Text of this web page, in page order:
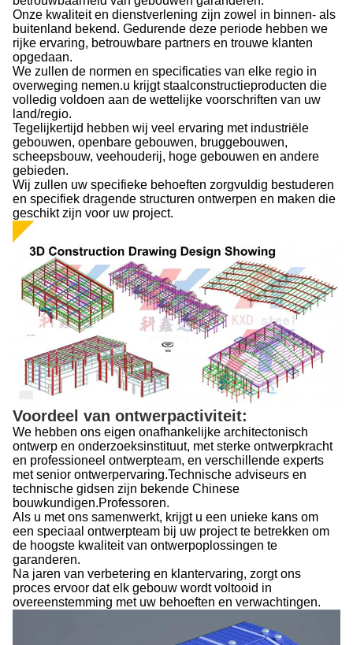
Onze kwaliteit en dienstverlening zijn zowel in binnen- als
buitenland bekend. Gedurende deze periode hebben we
rijke ervaring, betrouwbare partners en trouwe klanten
opgedaan.
We zullen de normen en specificaties van elke regio in
overweging nemen.u krijgt staalconstructieproducten die
volledig voldoen aan de wettelijke voorschriften van uw
land/regio.
Tegelijkertijd hebben wij veel ervaring met industriële
gebouwen, openbare gebouwen, bruggebouwen,
scheepsbouw, veehouderij, hoge gebouwen en andere
gebieden.
Wij zullen uw specifieke behoeften zorgvuldig bestuderen
en specifiek dragende structuren ontwerpen en maken die
geschikt zijn voor uw project.
Voordeel van ontwerpactiviteit:
We hebben ons eigen onafhankelijke architectonisch
ontwerp en onderzoeksinstituut, met sterke ontwerpkracht
en professioneel ontwerpteam, en verschillende experts
met senior ontwerpervaring.Technische adviseurs en
technische gidsen zijn bekende Chinese
bouwkundigen.Professoren.
Als u met ons samenwerkt, krijgt u een unieke kans om
een speciaal ontwerpteam bij uw project te betrekken om
de hoogste kwaliteit van ontwerpoplossingen te
garanderen.
Na jaren van verbetering en klantervaring, zorgt ons
proces ervoor dat elk gebouw wordt voltooid in
overeenstemming met uw behoeften en verwachtingen.